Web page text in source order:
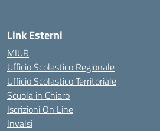
Link Esterni
MIUR
Ufficio Scolastico Regionale
Ufficio Scolastico Territoriale
Scuola in Chiaro
Iscrizioni On Line
Invalsi